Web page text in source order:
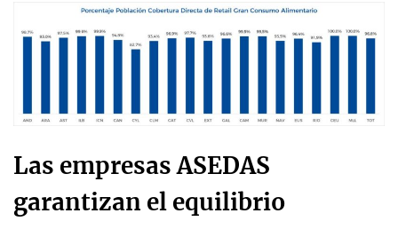
Las empresas ASEDAS
garantizan el equilibrio